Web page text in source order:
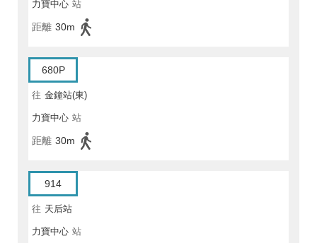
力寶中心 站
距離 30m
680P
往 金鐘站(東)
力寶中心 站
距離 30m
914
往 天后站
力寶中心 站